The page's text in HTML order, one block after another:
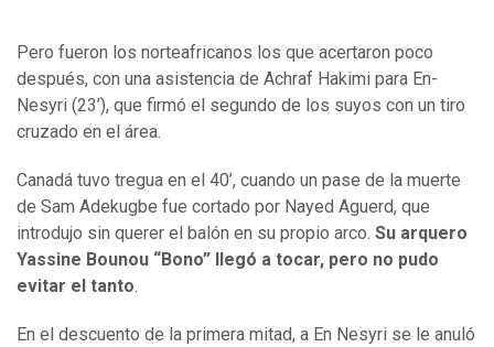
Pero fueron los norteafricanos los que acertaron poco
después, con una asistencia de Achraf Hakimi para En-
Nesyri (23’), que firmó el segundo de los suyos con un tiro
cruzado en el área.
Canadá tuvo tregua en el 40’, cuando un pase de la muerte
de Sam Adekugbe fue cortado por Nayed Aguerd, que
introdujo sin querer el balón en su propio arco. Su arquero
Yassine Bounou “Bono” llegó a tocar, pero no pudo
evitar el tanto.
En el descuento de la primera mitad, a En Nesyri se le anuló